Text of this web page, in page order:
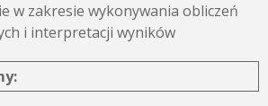
w zakresie wykonywania obliczeń
i interpretacji wyników